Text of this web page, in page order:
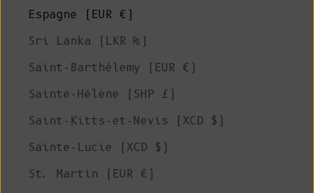
Espagne (EUR €)
Sri Lanka (LKR ₨)
Saint-Barthélemy (EUR €)
Sainte-Hélène (SHP £)
Saint-Kitts-et-Nevis (XCD $)
Sainte-Lucie (XCD $)
St. Martin (EUR €)